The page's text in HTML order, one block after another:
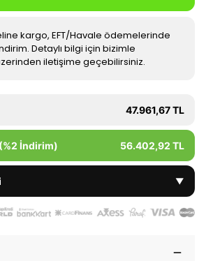
kargo, EFT/Havale ödemelerinde
Detaylı bilgi için bizimle
iletişime geçebilirsiniz.
47.961,67 TL
İndirim) 56.402,92 TL
▼